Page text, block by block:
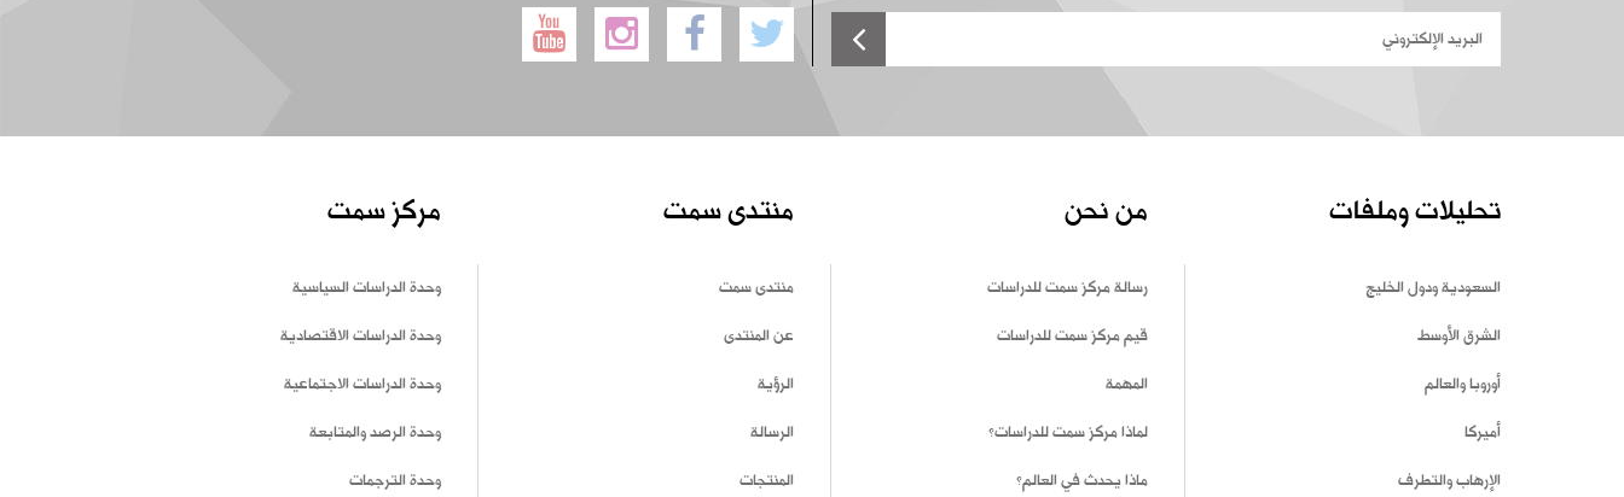
تحليلات وملفات
السعودية ودول الخليج
الشرق الأوسط
أوروبا والعالم
أميركا
الإرهاب والتطرف
من نحن
رسالة مركز سمت للدراسات
قيم مركز سمت للدراسات
المهمة
لماذا مركز سمت للدراسات؟
ماذا يحدث في العالم؟
منتدى سمت
منتدى سمت
عن المنتدى
الرؤية
الرسالة
المنتجات
مركز سمت
وحدة الدراسات السياسية
وحدة الدراسات الاقتصادية
وحدة الدراسات الاجتماعية
وحدة الرصد والمتابعة
وحدة الترجمات